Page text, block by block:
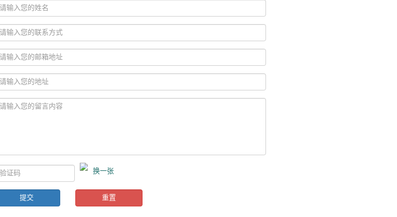
换一张